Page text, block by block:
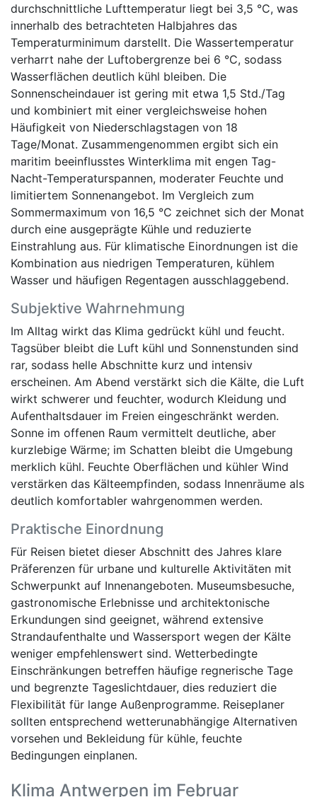
durchschnittliche Lufttemperatur liegt bei 3,5 °C, was
innerhalb des betrachteten Halbjahres das
Temperaturminimum darstellt. Die Wassertemperatur
verharrt nahe der Luftobergrenze bei 6 °C, sodass
Wasserflächen deutlich kühl bleiben. Die
Sonnenscheindauer ist gering mit etwa 1,5 Std./Tag
und kombiniert mit einer vergleichsweise hohen
Häufigkeit von Niederschlagstagen von 18
Tage/Monat. Zusammengenommen ergibt sich ein
maritim beeinflusstes Winterklima mit engen Tag-
Nacht-Temperaturspannen, moderater Feuchte und
limitiertem Sonnenangebot. Im Vergleich zum
Sommermaximum von 16,5 °C zeichnet sich der Monat
durch eine ausgeprägte Kühle und reduzierte
Einstrahlung aus. Für klimatische Einordnungen ist die
Kombination aus niedrigen Temperaturen, kühlem
Wasser und häufigen Regentagen ausschlaggebend.
Subjektive Wahrnehmung
Im Alltag wirkt das Klima gedrückt kühl und feucht.
Tagsüber bleibt die Luft kühl und Sonnenstunden sind
rar, sodass helle Abschnitte kurz und intensiv
erscheinen. Am Abend verstärkt sich die Kälte, die Luft
wirkt schwerer und feuchter, wodurch Kleidung und
Aufenthaltsdauer im Freien eingeschränkt werden.
Sonne im offenen Raum vermittelt deutliche, aber
kurzlebige Wärme; im Schatten bleibt die Umgebung
merklich kühl. Feuchte Oberflächen und kühler Wind
verstärken das Kälteempfinden, sodass Innenräume als
deutlich komfortabler wahrgenommen werden.
Praktische Einordnung
Für Reisen bietet dieser Abschnitt des Jahres klare
Präferenzen für urbane und kulturelle Aktivitäten mit
Schwerpunkt auf Innenangeboten. Museumsbesuche,
gastronomische Erlebnisse und architektonische
Erkundungen sind geeignet, während extensive
Strandaufenthalte und Wassersport wegen der Kälte
weniger empfehlenswert sind. Wetterbedingte
Einschränkungen betreffen häufige regnerische Tage
und begrenzte Tageslichtdauer, dies reduziert die
Flexibilität für lange Außenprogramme. Reiseplaner
sollten entsprechend wetterunabhängige Alternativen
vorsehen und Bekleidung für kühle, feuchte
Bedingungen einplanen.
Klima Antwerpen im Februar